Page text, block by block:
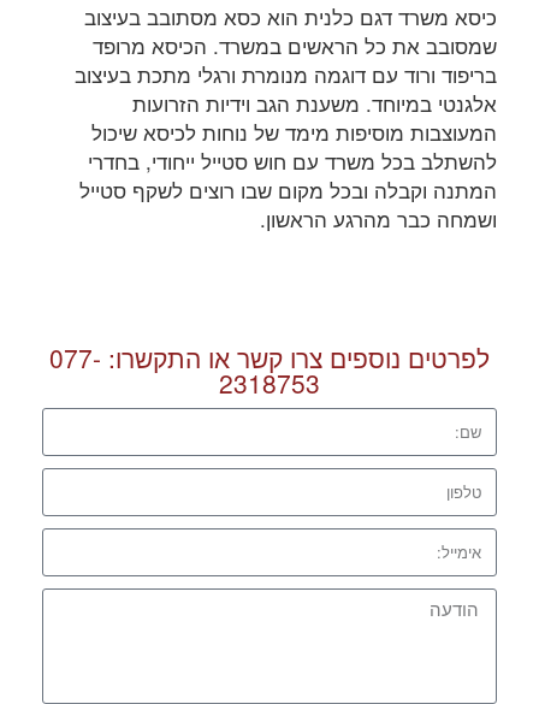
כיסא משרד דגם כלנית הוא כסא מסתובב בעיצוב
שמסובב את כל הראשים במשרד. הכיסא מרופד
בריפוד ורוד עם דוגמה מנומרת ורגלי מתכת בעיצוב
אלגנטי במיוחד. משענת הגב וידיות הזרועות
המעוצבות מוסיפות מימד של נוחות לכיסא שיכול
להשתלב בכל משרד עם חוש סטייל ייחודי, בחדרי
המתנה וקבלה ובכל מקום שבו רוצים לשקף סטייל
ושמחה כבר מהרגע הראשון.
לפרטים נוספים צרו קשר או התקשרו: 077-
2318753